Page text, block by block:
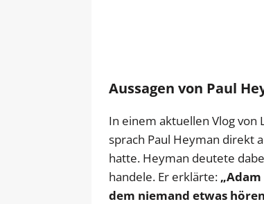
Aussagen von Paul
In einem aktuellen Vlog von
sprach Paul Heyman direkt
hatte. Heyman deutete
handele. Er erklärte:
dem niemand etwas